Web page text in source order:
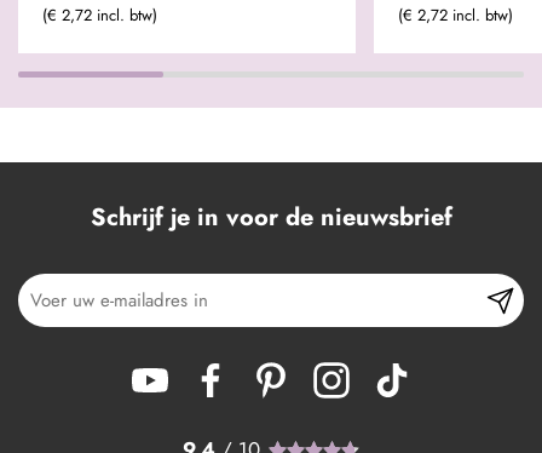
(€ 2,72 incl. btw) (€ 2,72 incl. btw)
Schrijf je in voor de nieuwsbrief